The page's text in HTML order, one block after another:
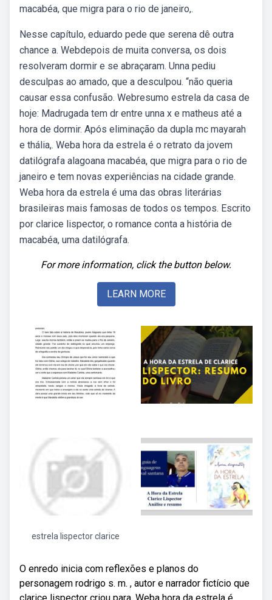
macabéa, que migra para o rio de janeiro,.
Nesse capítulo, eduardo pede que serena dê outra
chance a. Webdepois de muita conversa, os dois
resolveram dormir e se abraçaram. Unna pediu
desculpas ao amado, que a desculpou. “não queria
causar essa confusão. Webresumo estrela da casa de
hoje: Madrugada tem dr entre unna x e matheus até a
hora de dormir. Após eliminação da dupla mc mayarah
e thália,. Weba hora da estrela é o retrato da jovem
datilógrafa alagoana macabéa, que migra para o rio de
janeiro e tem novas experiências na cidade grande.
Weba hora da estrela é uma das obras literárias
brasileiras mais famosas de todos os tempos. Escrito
por clarice lispector, o romance conta a história de
macabéa, uma datilógrafa.
For more information, click the button below.
LEARN MORE
estrela lispector clarice
O enredo inicia com reflexões e planos do
personagem rodrigo s. m. , autor e narrador fictício que